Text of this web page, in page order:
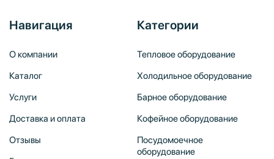
Навигация
О компании
Каталог
Услуги
Доставка и оплата
Отзывы
Категории
Тепловое оборудование
Холодильное оборудование
Барное оборудование
Кофейное оборудование
Посудомоечное
оборудование